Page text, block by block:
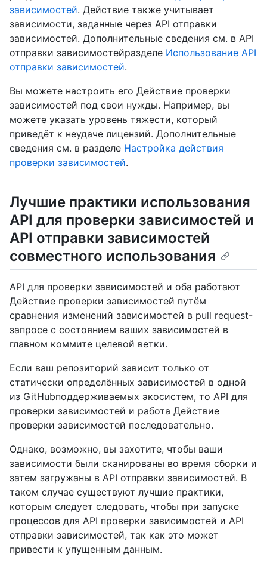
зависимостей. Действие также учитывает
зависимости, заданные через API отправки
зависимостей. Дополнительные сведения см. в API
отправки зависимостейразделе Использование API
отправки зависимостей.
Вы можете настроить его Действие проверки
зависимостей под свои нужды. Например, вы
можете указать уровень тяжести, который
приведёт к неудаче лицензий. Дополнительные
сведения см. в разделе Настройка действия
проверки зависимостей.
Лучшие практики использования
API для проверки зависимостей и
API отправки зависимостей
совместного использования
API для проверки зависимостей и оба работают
Действие проверки зависимостей путём
сравнения изменений зависимостей в pull request-
запросе с состоянием ваших зависимостей в
главном коммите целевой ветки.
Если ваш репозиторий зависит только от
статически определённых зависимостей в одной
из GitHubподдерживаемых экосистем, то API для
проверки зависимостей и работа Действие
проверки зависимостей последовательно.
Однако, возможно, вы захотите, чтобы ваши
зависимости были сканированы во время сборки и
затем загружаны в API отправки зависимостей. В
таком случае существуют лучшие практики,
которым следует следовать, чтобы при запуске
процессов для API проверки зависимостей и API
отправки зависимостей, так как это может
привести к упущенным данным.